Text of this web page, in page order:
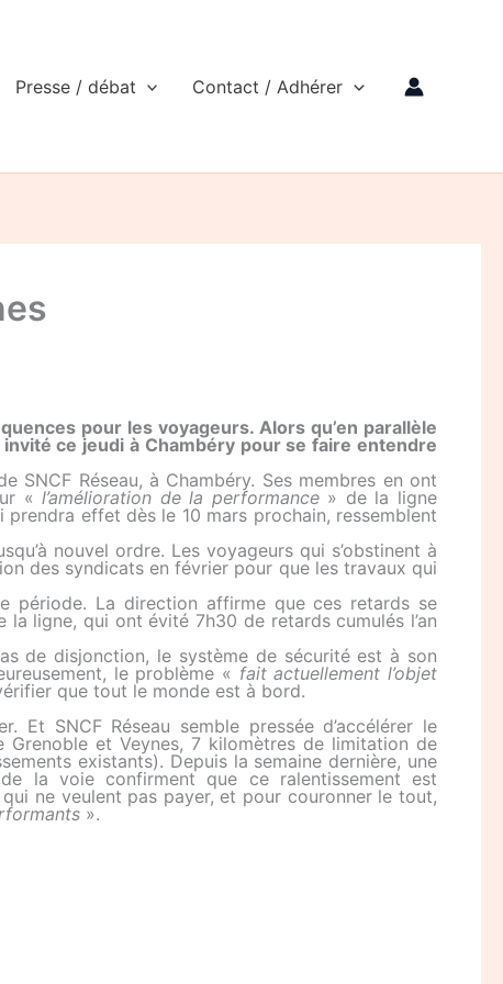
Presse / débat Contact / Adhérer
pour les voyageurs. Alors qu’en parallèle
ce jeudi à Chambéry pour se faire entendre
Réseau, à Chambéry. Ses membres en ont
«l’amélioration de la performance» de la ligne
effet dès le 10 mars prochain, ressemblent
nouvel ordre. Les voyageurs qui s’obstinent à
des syndicats en février pour que les travaux qui
période. La direction affirme que ces retards se
la ligne, qui ont évité 7h30 de retards cumulés l’an
de disjonction, le système de sécurité est à son
le problème « fait actuellement l’objet
que tout le monde est à bord.
SNCF Réseau semble pressée d’accélérer le
Grenoble et Veynes, 7 kilomètres de limitation de
existants). Depuis la semaine dernière, une
la voie confirment que ce ralentissement est
ne veulent pas payer, et pour couronner le tout,
».